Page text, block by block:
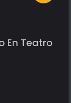
En Teatro